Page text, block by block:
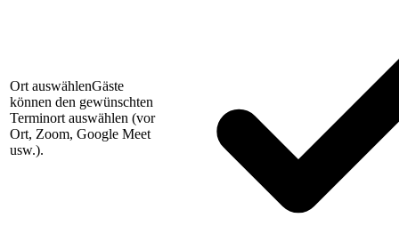
Ort auswählenGäste
können den gewünschten
Terminort auswählen (vor
Ort, Zoom, Google Meet
usw.).